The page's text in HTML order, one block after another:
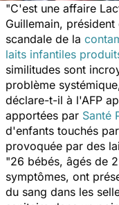
"C'est une affaire
Guillemain,
scandale de la
laits infantiles
similitudes sont
problème
déclare-t-il à l'AFP
apportées par Santé
d'enfants touchés
provoquée par des
"26 bébés, âgés de
symptômes, ont
du sang dans les